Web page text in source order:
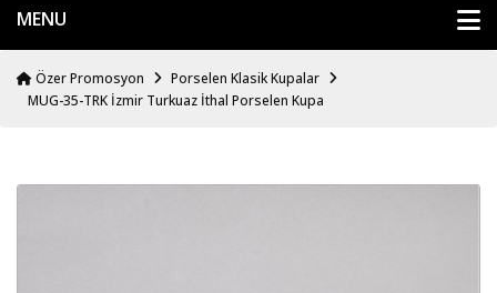
MENU
Özer Promosyon
Porselen Klasik Kupalar
MUG-35-TRK İzmir Turkuaz İthal Porselen Kupa